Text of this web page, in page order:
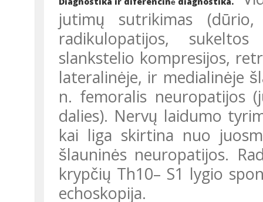
jutimų sutrikimas
radikulopatijos,
slankstelio kompresijos,
lateralinėje, ir medialinėje
n. femoralis neuropatijos
dalies). Nervų laidumo
kai liga skirtina nuo
šlauninės neuropatijos.
krypčių Th10– S1 lygio
echoskopija.